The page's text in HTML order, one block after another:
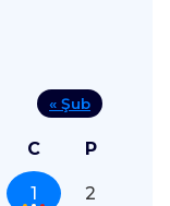
C P
1 2
« Şub